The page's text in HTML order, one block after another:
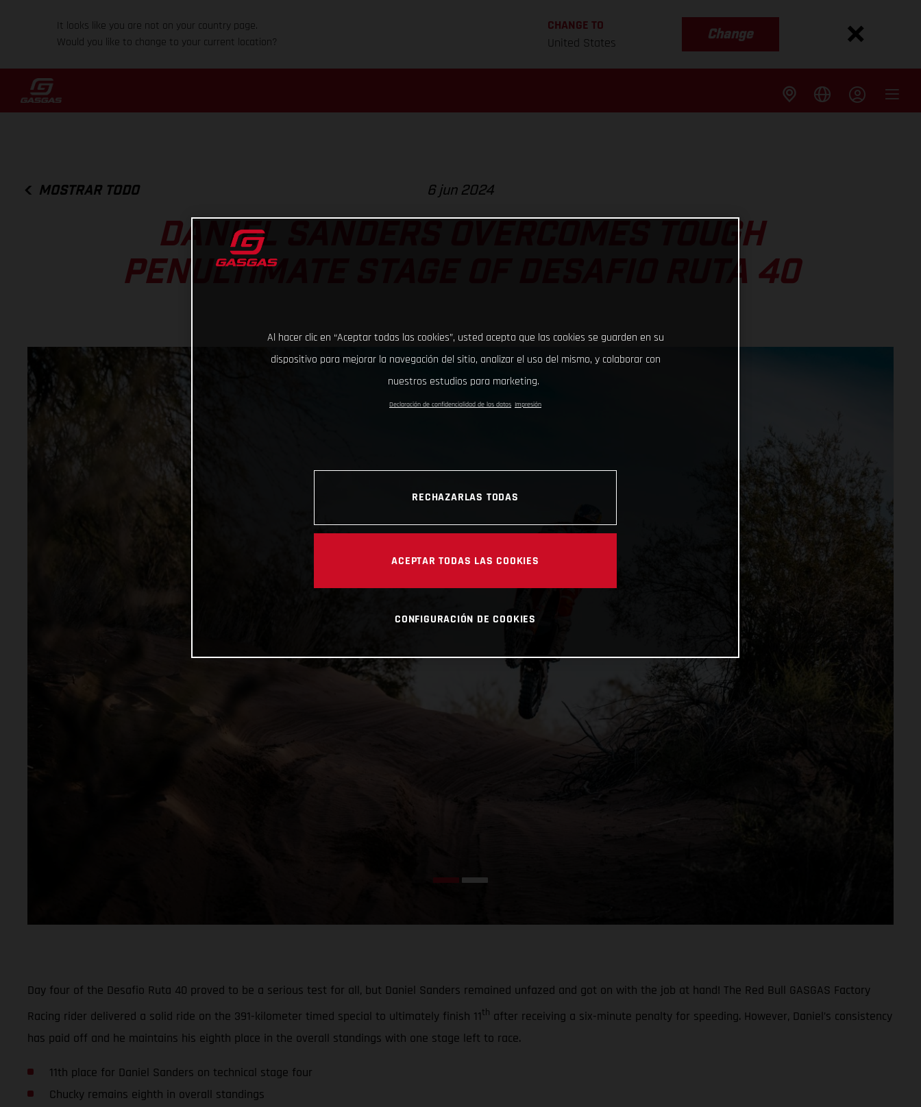
It looks like you are not on your country page.
Would you like to change to your current location?
CHANGE TO
United States
Change
MOSTRAR TODO 6 jun 2024
DANIEL SANDERS OVERCOMES TOUGH
PENULTIMATE STAGE OF DESAFIO RUTA 40
Day four of the Desafio Ruta 40 proved to be a serious test for all, but Daniel Sanders remained unfazed and got on with the job at hand! The Red Bull GASGAS Factory
Racing rider delivered a solid ride on the 391-kilometer timed special to ultimately finish 11th after receiving a six-minute penalty for speeding. However, Daniel’s consistency
has paid off and he maintains his eighth place in the overall standings with one stage left to race.
11th place for Daniel Sanders on technical stage four
Chucky remains eighth in overall standings
Al hacer clic en “Aceptar todas las cookies”, usted acepta que las cookies se guarden en su
dispositivo para mejorar la navegación del sitio, analizar el uso del mismo, y colaborar con
nuestros estudios para marketing.
Declaración de confidencialidad de los datos Impresión
RECHAZARLAS TODAS
ACEPTAR TODAS LAS COOKIES
CONFIGURACIÓN DE COOKIES